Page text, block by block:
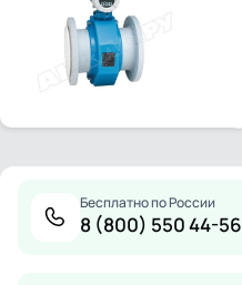
Бесплатно по России
8 (800) 550 44-56